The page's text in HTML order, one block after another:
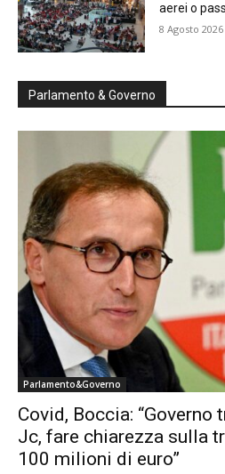
aerei o
8 Agosto 2026
Parlamento & Governo
Parlamento&Governo
Covid, Boccia:
Jc, fare chiarezza sulla
100 milioni di euro”